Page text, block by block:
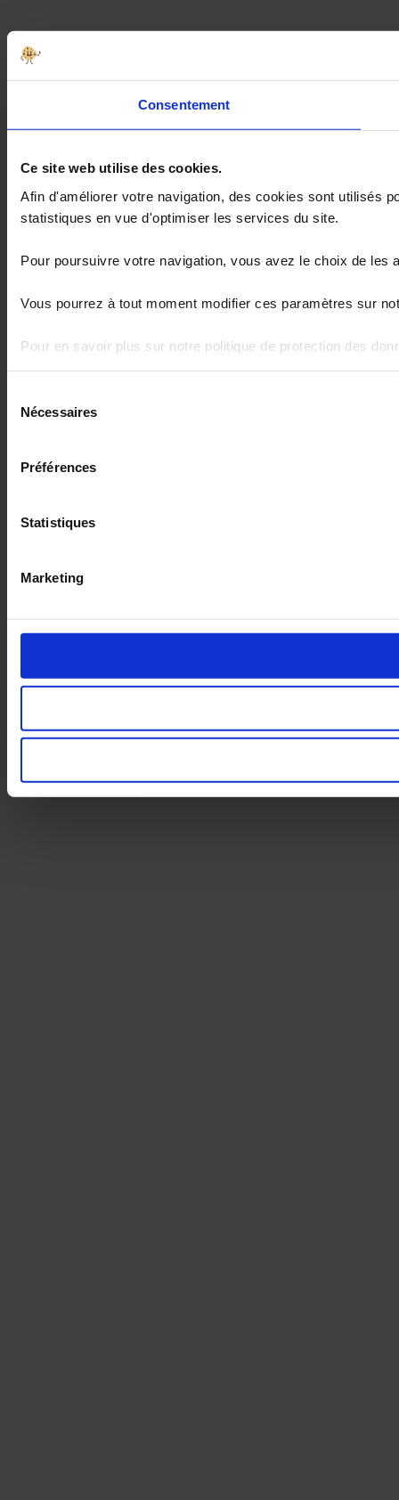
Consentement
Ce site web utilise des cookies.
Afin d'améliorer votre navigation, des cookies sont utilisés
statistiques en vue d'optimiser les services du site.
Pour poursuivre votre navigation, vous avez le choix de
Vous pourrez à tout moment modifier ces paramètres sur
Pour en savoir plus sur notre politique de protection des
Nécessaires
Préférences
Statistiques
Marketing